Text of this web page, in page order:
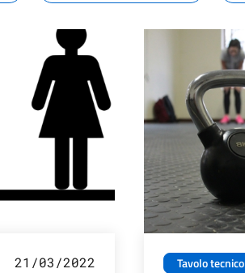
21/03/2022
Tavolo tecnico